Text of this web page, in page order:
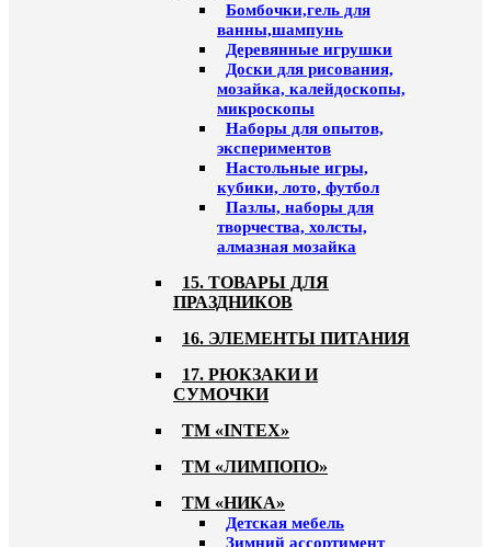
Бомбочки,гель для
ванны,шампунь
Деревянные игрушки
Доски для рисования,
мозайка, калейдоскопы,
микроскопы
Наборы для опытов,
экспериментов
Настольные игры,
кубики, лото, футбол
Пазлы, наборы для
творчества, холсты,
алмазная мозайка
15. ТОВАРЫ ДЛЯ
ПРАЗДНИКОВ
16. ЭЛЕМЕНТЫ ПИТАНИЯ
17. РЮКЗАКИ И
СУМОЧКИ
ТМ «INTEX»
ТМ «ЛИМПОПО»
ТМ «НИКА»
Детская мебель
Зимний ассортимент